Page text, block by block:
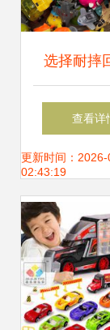
选择耐摔
车，让孩
中快乐
查看详
更新时间：
02:43:19